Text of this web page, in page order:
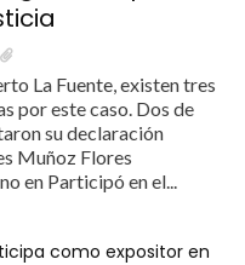
La Fuente, existen tres
por este caso. Dos de
su declaración
Muñoz Flores
en Participó en el...
como expositor en